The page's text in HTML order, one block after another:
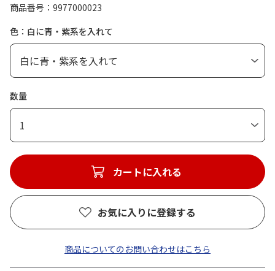
商品番号
9977000023
色：白に青・紫系を入れて
数量
1
カートに入れる
お気に入りに登録する
商品についてのお問い合わせはこちら